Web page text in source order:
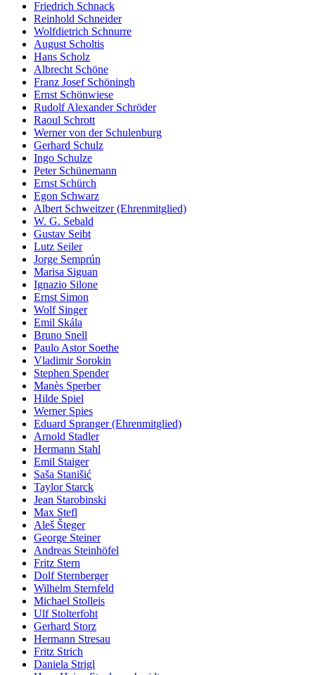
Friedrich Schnack
Reinhold Schneider
Wolfdietrich Schnurre
August Scholtis
Hans Scholz
Albrecht Schöne
Franz Josef Schöningh
Ernst Schönwiese
Rudolf Alexander Schröder
Raoul Schrott
Werner von der Schulenburg
Gerhard Schulz
Ingo Schulze
Peter Schünemann
Ernst Schürch
Egon Schwarz
Albert Schweitzer (Ehrenmitglied)
W. G. Sebald
Gustav Seibt
Lutz Seiler
Jorge Semprún
Marisa Siguan
Ignazio Silone
Ernst Simon
Wolf Singer
Emil Skála
Bruno Snell
Paulo Astor Soethe
Vladimir Sorokin
Stephen Spender
Manès Sperber
Hilde Spiel
Werner Spies
Eduard Spranger (Ehrenmitglied)
Arnold Stadler
Hermann Stahl
Emil Staiger
Saša Stanišić
Taylor Starck
Jean Starobinski
Max Stefl
Aleš Šteger
George Steiner
Andreas Steinhöfel
Fritz Stern
Dolf Sternberger
Wilhelm Sternfeld
Michael Stolleis
Ulf Stolterfoht
Gerhard Storz
Hermann Stresau
Fritz Strich
Daniela Strigl